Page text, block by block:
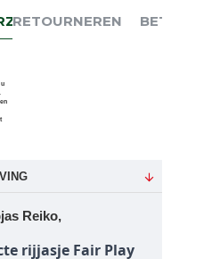
u
RETOURNEREN BETALEN
Reiko,
rijjasje Fair Play